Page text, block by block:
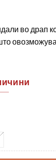
во драп